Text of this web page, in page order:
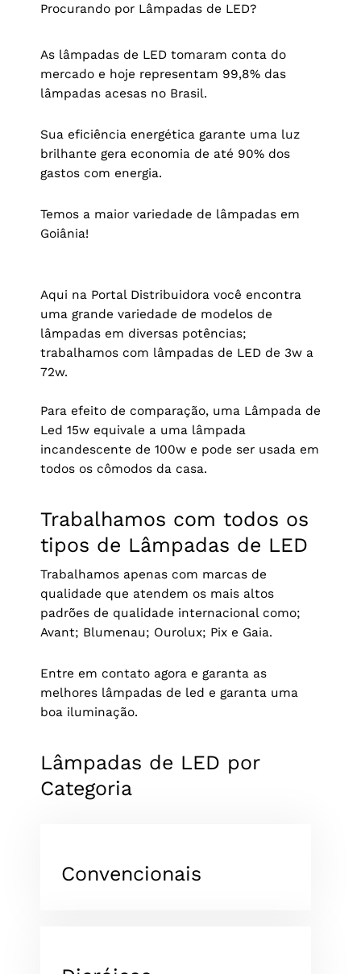
Procurando por Lâmpadas de LED?
As lâmpadas de LED tomaram conta do
mercado e hoje representam 99,8% das
lâmpadas acesas no Brasil.
Sua eficiência energética garante uma luz
brilhante gera economia de até 90% dos
gastos com energia.
Temos a maior variedade de lâmpadas em
Goiânia!
Aqui na Portal Distribuidora você encontra
uma grande variedade de modelos de
lâmpadas em diversas potências;
trabalhamos com lâmpadas de LED de 3w a
72w.
Para efeito de comparação, uma Lâmpada de
Led 15w equivale a uma lâmpada
incandescente de 100w e pode ser usada em
todos os cômodos da casa.
Trabalhamos com todos os
tipos de Lâmpadas de LED
Trabalhamos apenas com marcas de
qualidade que atendem os mais altos
padrões de qualidade internacional como;
Avant; Blumenau; Ourolux; Pix e Gaia.
Entre em contato agora e garanta as
melhores lâmpadas de led e garanta uma
boa iluminação.
Lâmpadas de LED por
Categoria
Convencionais